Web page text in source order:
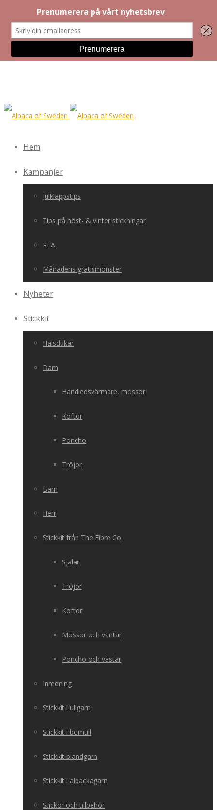
Hem
Kampanjer
Julklappstips
Tips på höst- & vinter stickningar
REA
Månadens gratismönster
Nyheter
Stickkit
Halsdukar
Dam
Handledsvärmare, mössor
Koftor
Poncho
Tröjor
Barn
Herr
Stickkit från The Fibre Co
Sjalar
Tröjor
Koftor
Mössor och vantar
Poncho och västar
Inredning
Stickkit i ullgarn
Stickkit i bomull
Stickkit blandgarn
Stickkit i alpackagarn
Stickor och tillbehör